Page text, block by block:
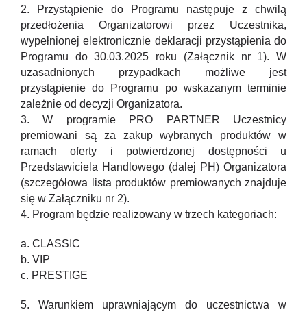
2. Przystąpienie do Programu następuje z chwilą
przedłożenia Organizatorowi przez Uczestnika,
wypełnionej elektronicznie deklaracji przystąpienia do
Programu do 30.03.2025 roku (Załącznik nr 1). W
uzasadnionych przypadkach możliwe jest
przystąpienie do Programu po wskazanym terminie
zależnie od decyzji Organizatora.
3. W programie PRO PARTNER Uczestnicy
premiowani są za zakup wybranych produktów w
ramach oferty i potwierdzonej dostępności u
Przedstawiciela Handlowego (dalej PH) Organizatora
(szczegółowa lista produktów premiowanych znajduje
się w Załączniku nr 2).
4. Program będzie realizowany w trzech kategoriach:
a. CLASSIC
b. VIP
c. PRESTIGE
5. Warunkiem uprawniającym do uczestnictwa w